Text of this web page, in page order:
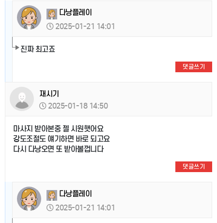
다낭플레이
2025-01-21 14:01
진짜 최고죠
댓글쓰기
재시기
2025-01-18 14:50
마사지 받아본중 젤 시원햇어요
강도조절도 얘기하면 바로 되고요
다시 다낭오면 또 받아볼껍니다
댓글쓰기
다낭플레이
2025-01-21 14:01